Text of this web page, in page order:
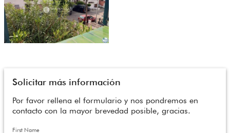
Solicitar más información
Por favor rellena el formulario y nos pondremos en
contacto con la mayor brevedad posible, gracias.
First Name